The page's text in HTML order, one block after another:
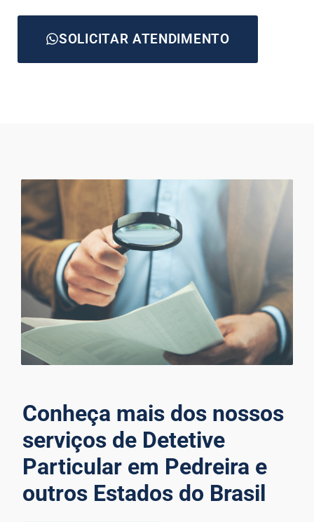
SOLICITAR ATENDIMENTO
Conheça mais dos nossos
serviços de Detetive
Particular em Pedreira e
outros Estados do Brasil